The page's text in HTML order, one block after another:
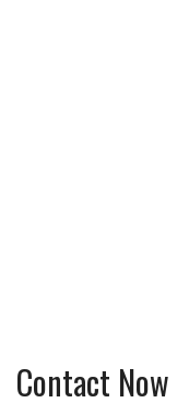
Contact Now